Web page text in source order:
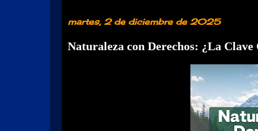
martes, 2 de diciembre de 2025
Naturaleza con Derechos: ¿La